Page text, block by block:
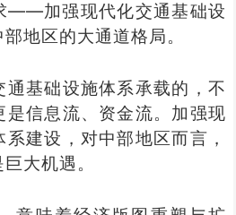
——加强现代化交通基础设
地区的大通道格局。
基础设施体系承载的，不
是信息流、资金流。加强现
建设，对中部地区而言，
大机遇。